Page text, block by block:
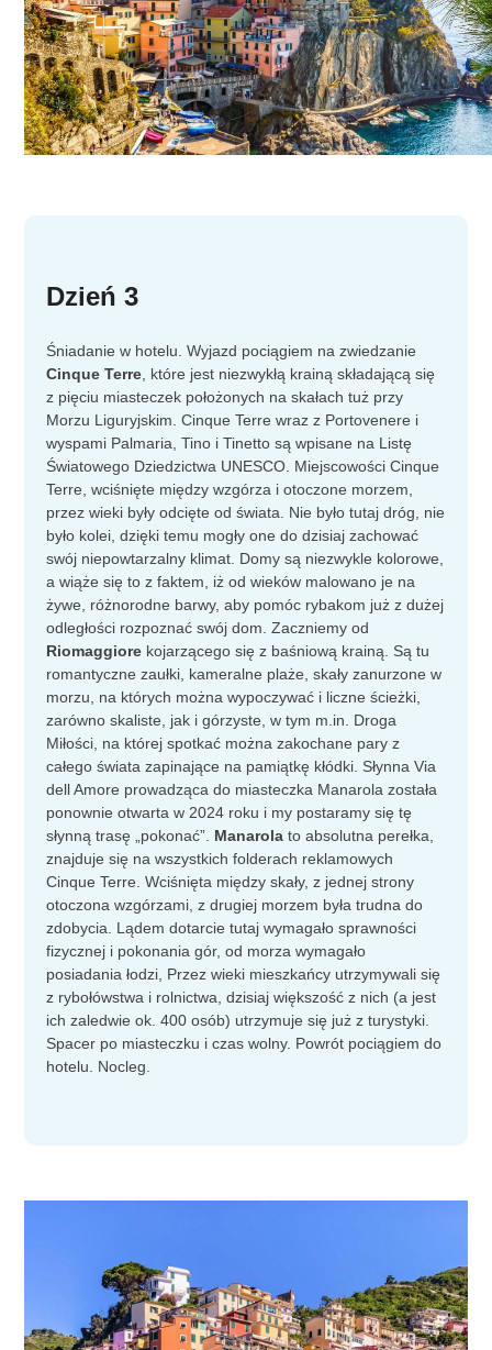
Dzień 3
Śniadanie w hotelu. Wyjazd pociągiem na zwiedzanie
Cinque Terre , które jest niezwykłą krainą składającą się
z pięciu miasteczek położonych na skałach tuż przy
Morzu Liguryjskim. Cinque Terre wraz z Portovenere i
wyspami Palmaria, Tino i Tinetto są wpisane na Listę
Światowego Dziedzictwa UNESCO. Miejscowości Cinque
Terre, wciśnięte między wzgórza i otoczone morzem,
przez wieki były odcięte od świata. Nie było tutaj dróg, nie
było kolei, dzięki temu mogły one do dzisiaj zachować
swój niepowtarzalny klimat. Domy są niezwykle kolorowe,
a wiąże się to z faktem, iż od wieków malowano je na
żywe, różnorodne barwy, aby pomóc rybakom już z dużej
odległości rozpoznać swój dom. Zaczniemy od
Riomaggiore kojarzącego się z baśniową krainą. Są tu
romantyczne zaułki, kameralne plaże, skały zanurzone w
morzu, na których można wypoczywać i liczne ścieżki,
zarówno skaliste, jak i górzyste, w tym m.in. Droga
Miłości, na której spotkać można zakochane pary z
całego świata zapinające na pamiątkę kłódki. Słynna Via
dell Amore prowadząca do miasteczka Manarola została
ponownie otwarta w 2024 roku i my postaramy się tę
słynną trasę „pokonać”. Manarolato absolutna perełka,
znajduje się na wszystkich folderach reklamowych
Cinque Terre. Wciśnięta między skały, z jednej strony
otoczona wzgórzami, z drugiej morzem była trudna do
zdobycia. Lądem dotarcie tutaj wymagało sprawności
fizycznej i pokonania gór, od morza wymagało
posiadania łodzi, Przez wieki mieszkańcy utrzymywali się
z rybołówstwa i rolnictwa, dzisiaj większość z nich (a jest
ich zaledwie ok. 400 osób) utrzymuje się już z turystyki.
Spacer po miasteczku i czas wolny. Powrót pociągiem do
hotelu. Nocleg.